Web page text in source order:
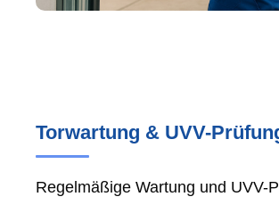
Torwartung & UVV-
Regelmäßige Wartung und UVV-